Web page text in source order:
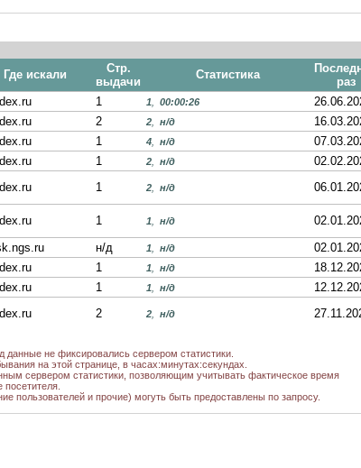
Где искали
Стр.
выдачи
Статистика
раз
1 1 00:00:26
2 2 н/д
1 4 н/д
1 2 н/д
1 2 н/д
1 1 н/д
н/д 1 н/д
1 1 н/д
1 1 н/д
2 2 н/д
1 2,н/д
1 1,н/д
данные не фиксировались сервером статистики.
на этой странице, в часах:минутах:секундах.
сервером статистики, позволяющим учитывать фактическое время
пользователей и прочие) могуть быть предоставлены по запросу.